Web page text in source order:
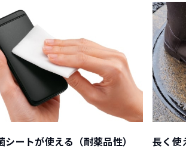
シートが使える（耐薬品性） 長く使